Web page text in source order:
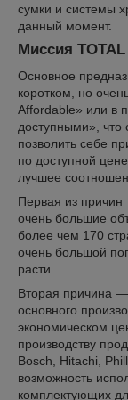
сумки и системы
данный момент.
Миссия TOTAL
Основное
коротком, но
Affordable» или в
доступными», что
позволить себе
по доступной
лучшее
Первая из причин
очень большие
более чем 170
очень большой
расти.
Вторая причина —
основного
экономическом
производству
Bosch, Hitachi,
возможность
комплектующих